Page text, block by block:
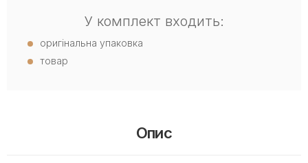
У комплект входить:
оригінальна упаковка
товар
Опис